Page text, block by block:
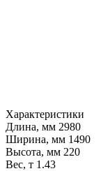
Характеристики
Длина, мм 2980
Ширина, мм 1490
Высота, мм 220
Вес, т 1.43